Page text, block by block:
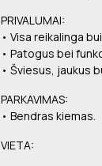
PRIVALUMAI:
• Visa reikalinga
• Patogus bei
• Šviesus, jaukus
PARKAVIMAS:
• Bendras kiemas.
VIETA: